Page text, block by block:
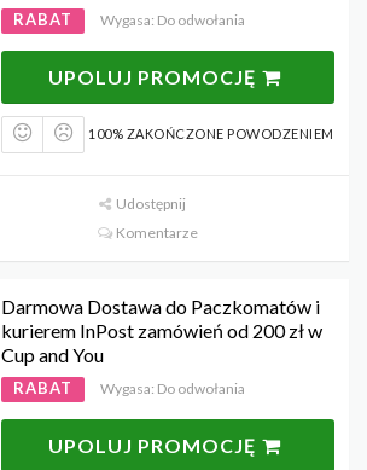
RABAT Wygasa: Do odwołania
UPOLUJ PROMOCJĘ
100% ZAKOŃCZONE POWODZENIEM
Udostępnij
Komentarze
Darmowa Dostawa do Paczkomatów i
kurierem InPost zamówień od 200 zł w
Cup and You
RABAT Wygasa: Do odwołania
UPOLUJ PROMOCJĘ